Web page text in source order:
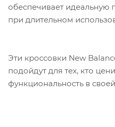
обеспечивает идеальную
при длительном
Эти кроссовки New
подойдут для тех, кто
функциональность в